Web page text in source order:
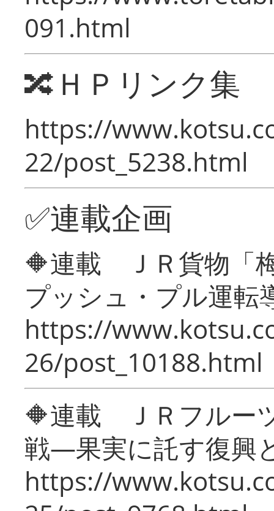
091.html
🔀ＨＰリンク集
https://
22/post_5238.html
✅連載企画
🔶連載 ＪＲ貨物「
プッシュ・プル運転
https://
26/post_10188.html
🔶連載 ＪＲフルー
戦―果実に託す復興
https://